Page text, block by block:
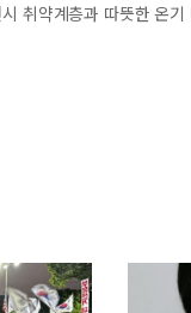
취약계층과 따뜻한 온기